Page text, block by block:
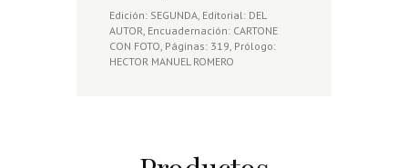
Edición: SEGUNDA, Editorial: DEL
AUTOR, Encuadernación: CARTONE
CON FOTO, Páginas: 319, Prólogo:
HECTOR MANUEL ROMERO